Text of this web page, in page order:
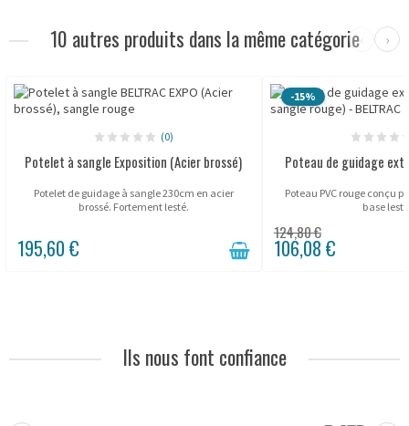
10 autres produits dans la même catégorie‹ ›
(0)
Potelet à sangle Exposition (Acier brossé)
Potelet de guidage à sangle 230cm en acier
brossé. Fortement lesté.
195,60 €
-15%
Poteau de guidage
Poteau PVC rouge conçu
base
124,80 €
106,08 €
Ils nous font confiance